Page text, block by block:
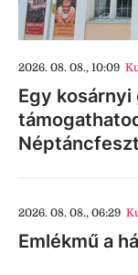
2026. 08. 08., 10:09
Egy kosárnyi
2026. 08. 08., 06:29
Emlékmű a